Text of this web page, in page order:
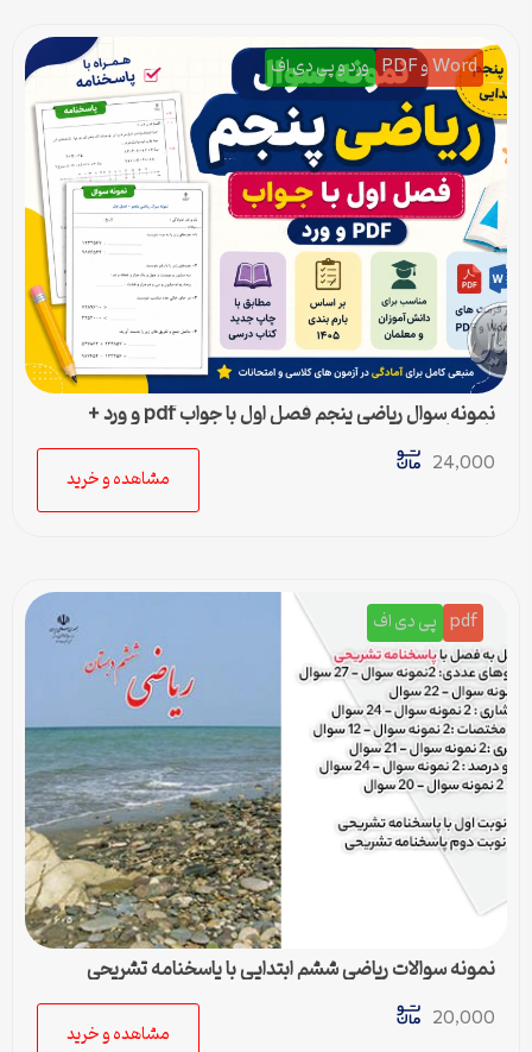
Word و PDF ورد و پی دی اف
نمونه سوال ریاضی پنجم فصل اول با جواب pdf و ورد +
پاسخنامه
24,000
مشاهده و خرید
pdf پی دی اف
نمونه سوالات ریاضی ششم ابتدایی با پاسخنامه تشریحی
20,000
مشاهده و خرید